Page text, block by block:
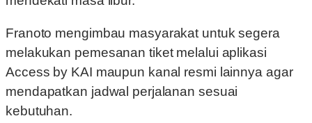
Franoto mengimbau masyarakat untuk segera
melakukan pemesanan tiket melalui aplikasi
Access by KAI maupun kanal resmi lainnya agar
mendapatkan jadwal perjalanan sesuai
kebutuhan.